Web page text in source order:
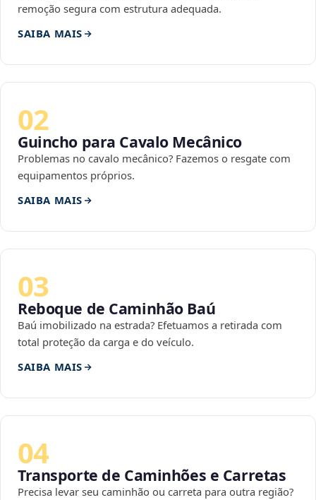
remoção segura com estrutura adequada.
SAIBA MAIS
02
Guincho para Cavalo Mecânico
Problemas no cavalo mecânico? Fazemos o resgate com
equipamentos próprios.
SAIBA MAIS
03
Reboque de Caminhão Baú
Baú imobilizado na estrada? Efetuamos a retirada com
total proteção da carga e do veículo.
SAIBA MAIS
04
Transporte de Caminhões e Carretas
Precisa levar seu caminhão ou carreta para outra região?